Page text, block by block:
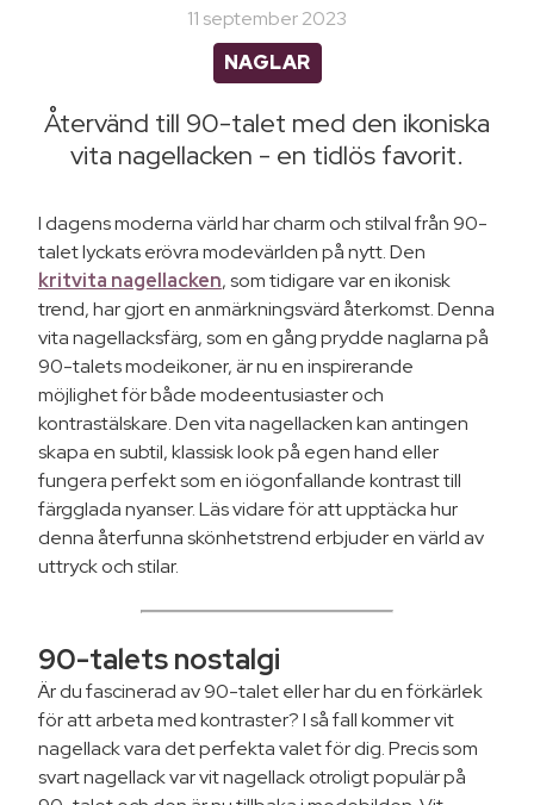
11 september 2023
NAGLAR
Återvänd till 90-talet med den ikoniska
vita nagellacken - en tidlös favorit.
I dagens moderna värld har charm och stilval från 90-
talet lyckats erövra modevärlden på nytt. Den
kritvita nagellacken, som tidigare var en ikonisk
trend, har gjort en anmärkningsvärd återkomst. Denna
vita nagellacksfärg, som en gång prydde naglarna på
90-talets modeikoner, är nu en inspirerande
möjlighet för både modeentusiaster och
kontrastälskare. Den vita nagellacken kan antingen
skapa en subtil, klassisk look på egen hand eller
fungera perfekt som en iögonfallande kontrast till
färgglada nyanser. Läs vidare för att upptäcka hur
denna återfunna skönhetstrend erbjuder en värld av
uttryck och stilar.
90-talets nostalgi
Är du fascinerad av 90-talet eller har du en förkärlek
för att arbeta med kontraster? I så fall kommer vit
nagellack vara det perfekta valet för dig. Precis som
svart nagellack var vit nagellack otroligt populär på